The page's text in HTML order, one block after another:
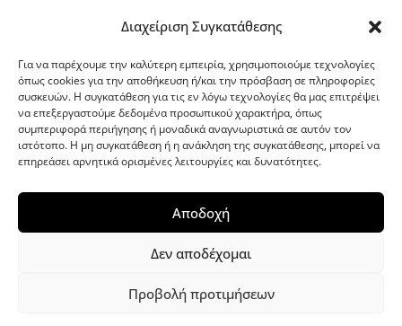
Διαχείριση Συγκατάθεσης
Για να παρέχουμε την καλύτερη εμπειρία, χρησιμοποιούμε τεχνολογίες
όπως cookies για την αποθήκευση ή/και την πρόσβαση σε πληροφορίες
συσκευών. Η συγκατάθεση για τις εν λόγω τεχνολογίες θα μας επιτρέψει
να επεξεργαστούμε δεδομένα προσωπικού χαρακτήρα, όπως
συμπεριφορά περιήγησης ή μοναδικά αναγνωριστικά σε αυτόν τον
ιστότοπο. Η μη συγκατάθεση ή η ανάκληση της συγκατάθεσης, μπορεί να
επηρεάσει αρνητικά ορισμένες λειτουργίες και δυνατότητες.
Αποδοχή
Δεν αποδέχομαι
Προβολή προτιμήσεων
G-point.gr